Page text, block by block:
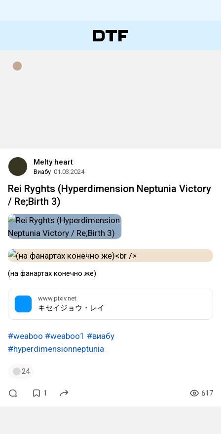
Melty heart
Виабу 01.03.2024
Rei Ryghts (Hyperdimension Neptunia Victory
/ Re;Birth 3)
(на фанартах конечно же)
www.pixiv.net
キセイジョウ・レイ
#weaboo #weaboo1 #виабу
#hyperdimensionneptunia
24
1 617